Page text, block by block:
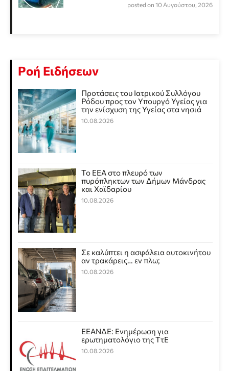
posted on 10 Αυγούστου, 2026
Ροή Ειδήσεων
Προτάσεις του Ιατρικού Συλλόγου
Ρόδου προς τον Υπουργό Υγείας για
την ενίσχυση της Υγείας στα νησιά
10.08.2026
Το ΕΕΑ στο πλευρό των
πυρόπληκτων των Δήμων Μάνδρας
και Χαϊδαρίου
10.08.2026
Σε καλύπτει η ασφάλεια αυτοκινήτου
αν τρακάρεις… εν πλω;
10.08.2026
ΕΕΑΝΔΕ: Ενημέρωση για
ερωτηματολόγιο της ΤτΕ
10.08.2026